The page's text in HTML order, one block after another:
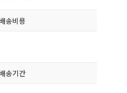
배송비용
배송기간